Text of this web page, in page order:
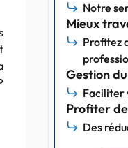
Notre
Mieux
Profitez
Gestion
Faciliter
Profiter
Des